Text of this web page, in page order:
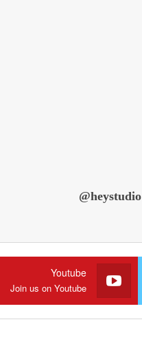
@heystudio
Youtube
Join us on Youtube